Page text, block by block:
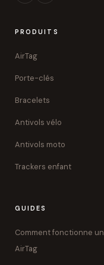
PRODUITS
AirTag
Porte-clés
Bracelets
Antivols vélo
Antivols moto
Trackers enfant
GUIDES
Comment fonctionne un
AirTag